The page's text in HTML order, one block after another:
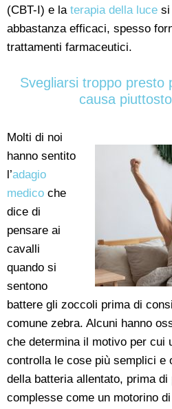
(CBT-I) e la terapia della luce si
abbastanza efficaci, spesso
trattamenti farmaceutici.
Svegliarsi troppo presto
causa
Molti di noi
hanno sentito
l’adagio
medico che
dice di
pensare ai
cavalli
quando si
sentono
battere gli zoccoli prima di
comune zebra. Alcuni hanno
che determina il motivo per cui
controlla le cose più semplici e
della batteria allentato, prima
complesse come un motorino